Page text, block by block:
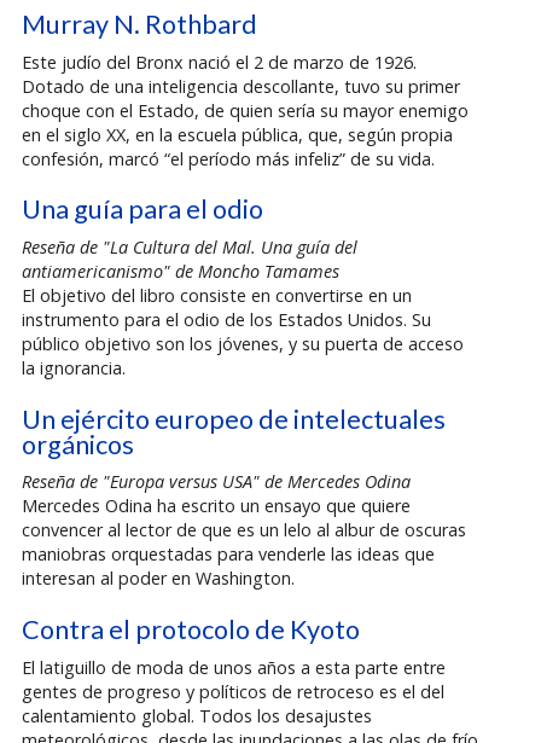
Murray N. Rothbard
Este judío del Bronx nació el 2 de marzo de 1926.
Dotado de una inteligencia descollante, tuvo su primer
choque con el Estado, de quien sería su mayor enemigo
en el siglo XX, en la escuela pública, que, según propia
confesión, marcó “el período más infeliz” de su vida.
Una guía para el odio
Reseña de "La Cultura del Mal. Una guía del
antiamericanismo" de Moncho Tamames
El objetivo del libro consiste en convertirse en un
instrumento para el odio de los Estados Unidos. Su
público objetivo son los jóvenes, y su puerta de acceso
la ignorancia.
Un ejército europeo de intelectuales
orgánicos
Reseña de "Europa versus USA" de Mercedes Odina
Mercedes Odina ha escrito un ensayo que quiere
convencer al lector de que es un lelo al albur de oscuras
maniobras orquestadas para venderle las ideas que
interesan al poder en Washington.
Contra el protocolo de Kyoto
El latiguillo de moda de unos años a esta parte entre
gentes de progreso y políticos de retroceso es el del
calentamiento global. Todos los desajustes